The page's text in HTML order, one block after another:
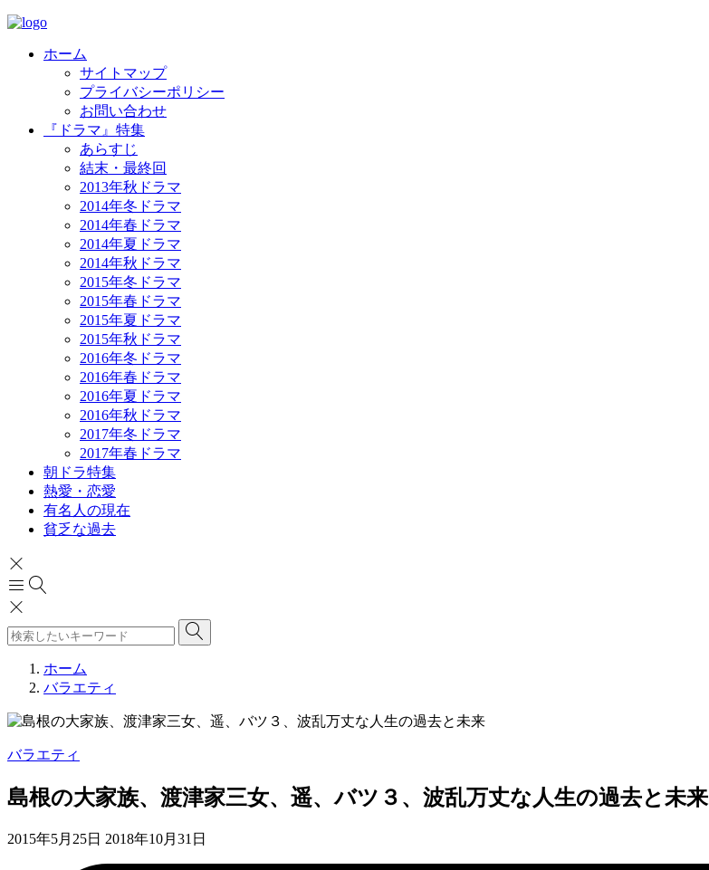
ホーム
サイトマップ
プライバシーポリシー
お問い合わせ
『ドラマ』特集
あらすじ
結末・最終回
2013年秋ドラマ
2014年冬ドラマ
2014年春ドラマ
2014年夏ドラマ
2014年秋ドラマ
2015年冬ドラマ
2015年春ドラマ
2015年夏ドラマ
2015年秋ドラマ
2016年冬ドラマ
2016年春ドラマ
2016年夏ドラマ
2016年秋ドラマ
2017年冬ドラマ
2017年春ドラマ
朝ドラ特集
熱愛・恋愛
有名人の現在
貧乏な過去
ホーム
バラエティ
バラエティ
島根の大家族、渡津家三女、遥、バツ３、波乱万丈な人生の過去と未来
2015年5月25日 2018年10月31日